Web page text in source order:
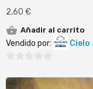
2,60 €
Añadir al carrito
Vendido por: Cielo
de